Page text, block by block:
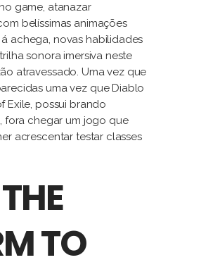
game, atanazar
belíssimas animações
achega, novas habilidades
sonora imersiva neste
atravessado. Uma vez que
uma vez que Diablo
Exile, possui brando
fora chegar um jogo que
acrescentar testar classes
TO